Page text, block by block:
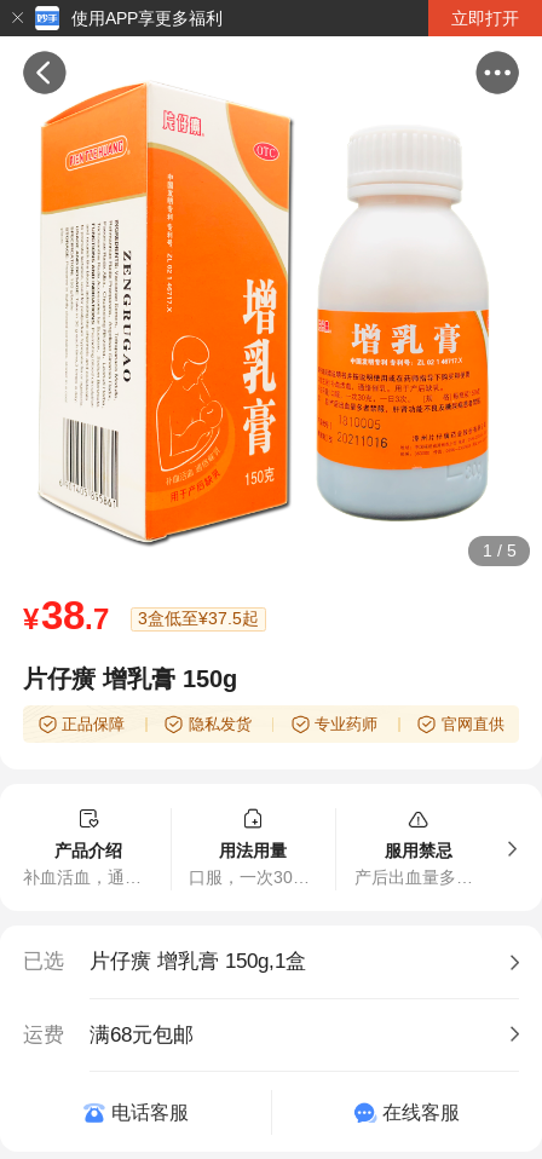
使用APP享更多福利 立即打开
1 / 5
¥38.7 3盒低至¥37.5起
片仔癀 增乳膏 150g
正品保障 隐私发货 专业药师 官网直供
产品介绍
用法用量
口服，一次30克，一日3次。
服用禁忌
已选 片仔癀 增乳膏 150g,1盒
运费 满68元包邮
电话客服 在线客服